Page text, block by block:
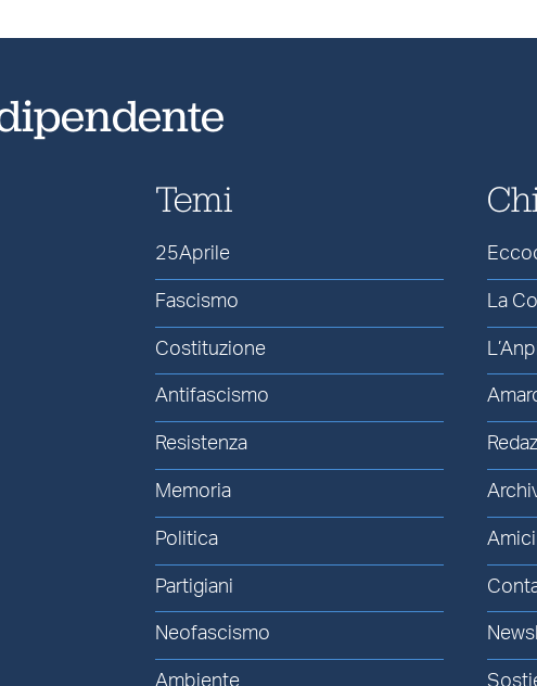
Temi
25Aprile
Fascismo
Costituzione
Antifascismo
Resistenza
Memoria
Politica
Partigiani
Neofascismo
Ambiente
La